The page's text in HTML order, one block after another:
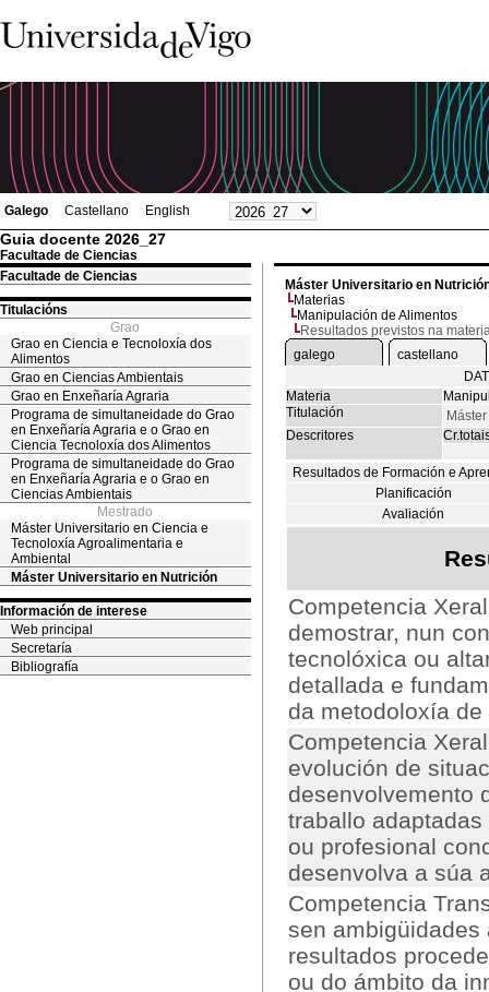
Galego Castellano English
Guia docente 2026_27
Facultade de Ciencias
Facultade de Ciencias
Titulacións
Grao
Grao en Ciencia e Tecnoloxía dos
Alimentos
Grao en Ciencias Ambientais
Grao en Enxeñaría Agraria
Programa de simultaneidade do Grao
en Enxeñaría Agraria e o Grao en
Ciencia Tecnoloxía dos Alimentos
Programa de simultaneidade do Grao
en Enxeñaría Agraria e o Grao en
Ciencias Ambientais
Mestrado
Máster Universitario en Ciencia e
Tecnoloxía Agroalimentaria e
Ambiental
Máster Universitario en Nutrición
Información de interese
Web principal
Secretaría
Bibliografía
Máster Universitario en
Materias
Manipulación de Alimentos
Resultados previstos na
galego
castellano
Materia
Titulación
Descritores
Resultados de Formación e
Planificación
Avaliación
Competencia
demostrar, nun
tecnolóxica ou
detallada e
da metodoloxía
Competencia
evolución de
desenvolvemento
traballo
ou profesional
desenvolva a súa
Competencia
sen
resultados
ou do ámbito da